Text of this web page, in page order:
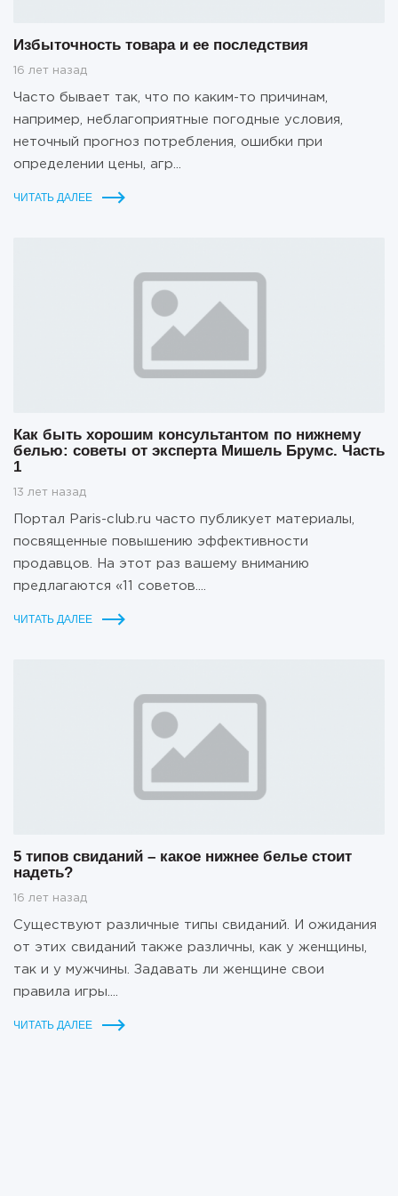
Избыточность товара и ее последствия
16 лет назад
Часто бывает так, что по каким-то причинам,
например, неблагоприятные погодные условия,
неточный прогноз потребления, ошибки при
определении цены, агр...
ЧИТАТЬ ДАЛЕЕ
Как быть хорошим консультантом по нижнему
белью: советы от эксперта Мишель Брумс. Часть
1
13 лет назад
Портал Paris-club.ru часто публикует материалы,
посвященные повышению эффективности
продавцов. На этот раз вашему вниманию
предлагаются «11 советов....
ЧИТАТЬ ДАЛЕЕ
5 типов свиданий – какое нижнее белье стоит
надеть?
16 лет назад
Существуют различные типы свиданий. И ожидания
от этих свиданий также различны, как у женщины,
так и у мужчины. Задавать ли женщине свои
правила игры....
ЧИТАТЬ ДАЛЕЕ